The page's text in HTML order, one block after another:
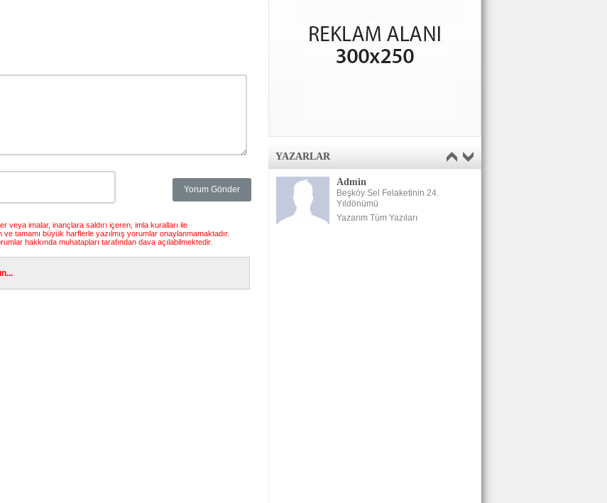
veya imalar, inançlara saldırı içeren, imla kuralları ile
tamamı büyük harflerle yazılmış yorumlar onaylanmamaktadır.
hakkında muhatapları tarafından dava açılabilmektedir.
YAZARLAR
Admin
Beşköy Sel Felaketinin 24.
Yıldönümü
Yazarım Tüm Yazıları